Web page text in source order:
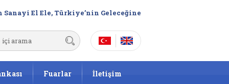
Sanayi El Ele, Türkiye’nin Geleceğine
Fuarlar İletişim